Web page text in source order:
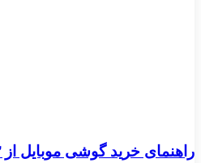
راهنمای خرید گوشی موبایل از ٣ تا ۷۰ میلیون تومان